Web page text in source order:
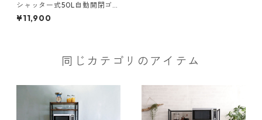
シャッター式50L自動開閉ゴミ
箱【ROCO】
¥11,900
同じカテゴリのアイテム